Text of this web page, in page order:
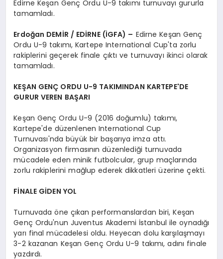
Edirne Keşan Genç Ordu U-9 takımı turnuvayı gururla
tamamladı.
Erdoğan DEMİR / EDİRNE (İGFA) – Edirne Keşan Genç
Ordu U-9 takımı, Kartepe International Cup'ta zorlu
rakiplerini geçerek finale çıktı ve turnuvayı ikinci olarak
tamamladı.
KEŞAN GENÇ ORDU U-9 TAKIMINDAN KARTEPE'DE
GURUR VEREN BAŞARI
Keşan Genç Ordu U-9 (2016 doğumlu) takımı,
Kartepe'de düzenlenen International Cup
Turnuvası'nda büyük bir başarıya imza attı.
Organizasyon firmasının düzenlediği turnuvada
mücadele eden minik futbolcular, grup maçlarında
zorlu rakiplerini mağlup ederek dikkatleri üzerine çekti.
FİNALE GİDEN YOL
Turnuvada öne çıkan performanslardan biri, Keşan
Genç Ordu'nun Juventus Akademi İstanbul ile oynadığı
yarı final mücadelesi oldu. Heyecan dolu karşılaşmayı
3-2 kazanan Keşan Genç Ordu U-9 takımı, adını finale
yazdırdı.